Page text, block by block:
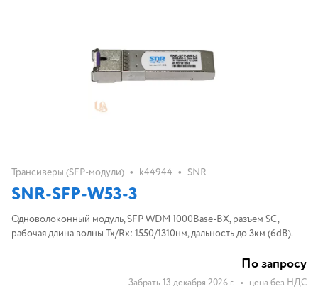
Трансиверы (SFP-модули) • k44944 • SNR
SNR-SFP-W53-3
Одноволоконный модуль, SFP WDM 1000Base-BX, разъем SC,
рабочая длина волны Tx/Rx: 1550/1310нм, дальность до 3км (6dB).
По запросу
Забрать 13 декабря 2026 г. • цена без НДС